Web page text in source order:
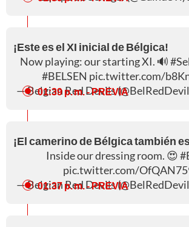
¡Este es el XI inicial de Bélgica!
Now playing: our starting XI. 🔊
#BELSEN pic.twitter.com/
— Belgian Red Devils
01:39 p. m. - PREVIA
¡El camerino de Bélgica también
Inside our dressing room. 😍
pic.twitter.com/
— Belgian Red Devils
01:37 p. m. - PREVIA